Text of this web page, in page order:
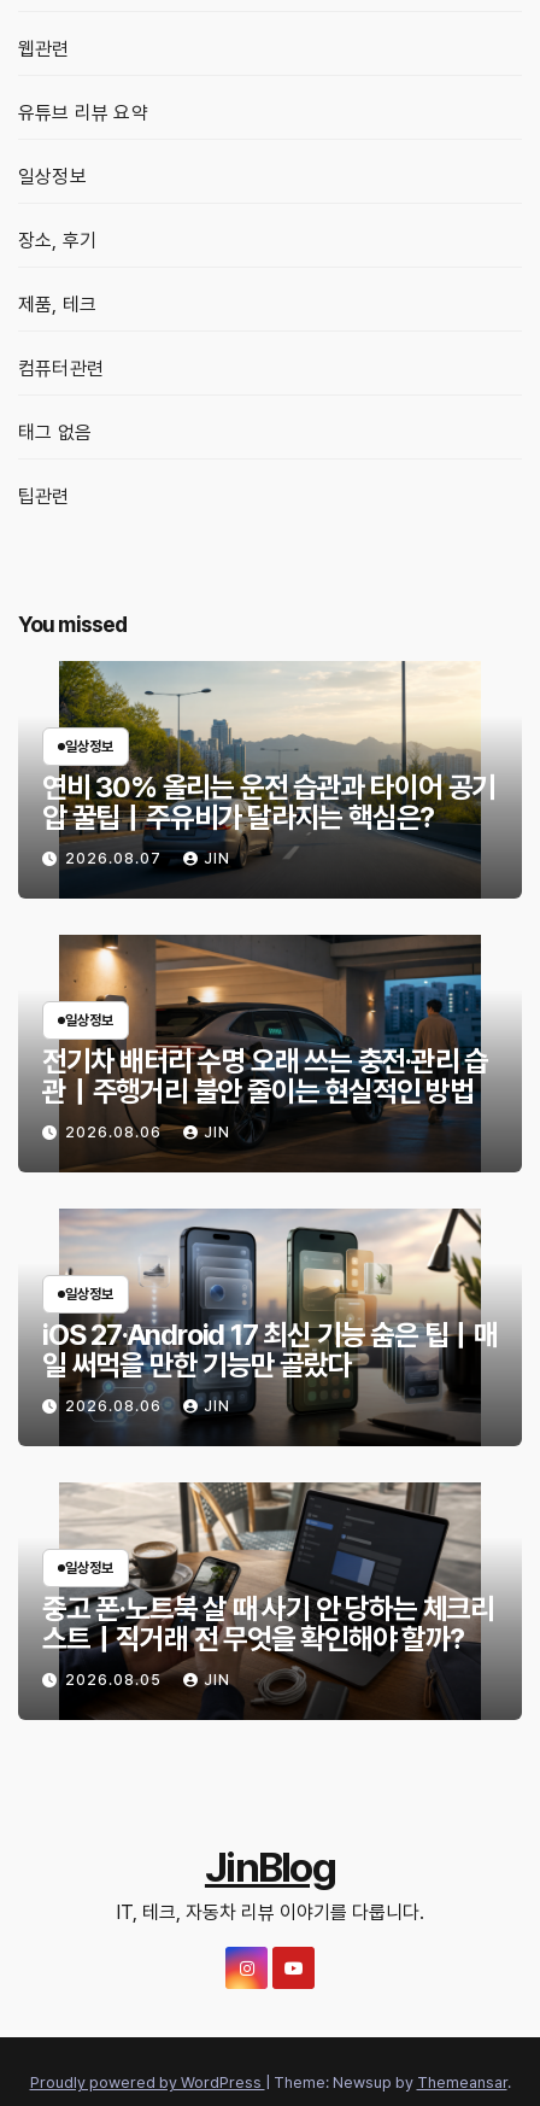
웹관련
유튜브 리뷰 요약
일상정보
장소, 후기
제품, 테크
컴퓨터관련
태그 없음
팁관련
You missed
일상정보
연비 30% 올리는 운전 습관과 타이어 공기
압 꿀팁｜주유비가 달라지는 핵심은?
2026.08.07 JIN
일상정보
전기차 배터리 수명 오래 쓰는 충전·관리 습
관｜주행거리 불안 줄이는 현실적인 방법
2026.08.06 JIN
일상정보
iOS 27·Android 17 최신 기능 숨은 팁｜매
일 써먹을 만한 기능만 골랐다
2026.08.06 JIN
일상정보
중고 폰·노트북 살 때 사기 안 당하는 체크리
스트｜직거래 전 무엇을 확인해야 할까?
2026.08.05 JIN
JinBlog
IT, 테크, 자동차 리뷰 이야기를 다룹니다.
Proudly powered by WordPress Theme: Newsup by Themeansar.